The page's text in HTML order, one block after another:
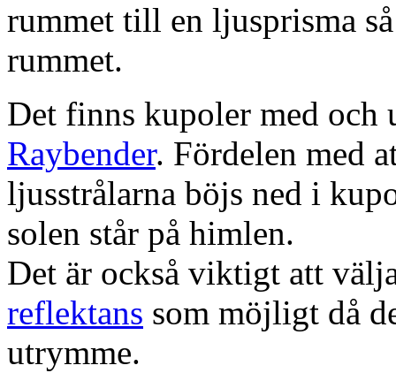
rummet till en ljusprisma
rummet.
Det finns kupoler med och
Raybender. Fördelen med
ljusstrålarna böjs ned i
solen står på himlen.
Det är också viktigt att
reflektans som möjligt då
utrymme.